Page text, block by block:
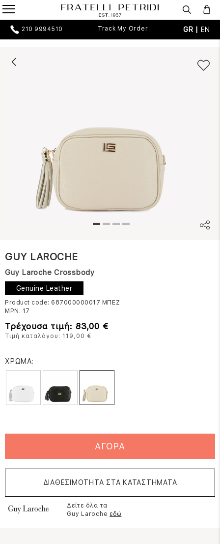
210 9994510 Track My Order GR | EN
GUY LAROCHE
Guy Laroche Crossbody
Genuine Leather
Product code: 687000000017 ΜΠΕΖ
MPN: 17
Τρέχουσα τιμή: 83,00 €
Τιμή καταλόγου: 119,00 €
ΧΡΩΜΑ:
ΑΓΟΡΑ
ΔΙΑΘΕΣΙΜΟΤΗΤΑ ΣΤΑ ΚΑΤΑΣΤΗΜΑΤΑ
Δείτε όλα τα
Guy Laroche εδώ